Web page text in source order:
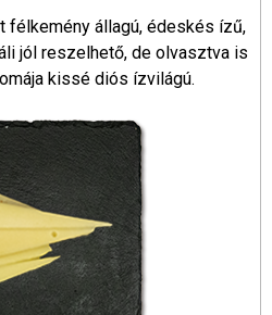
félkemény állagú, édeskés ízű,
jól reszelhető, de olvasztva is
kissé diós ízvilágú.